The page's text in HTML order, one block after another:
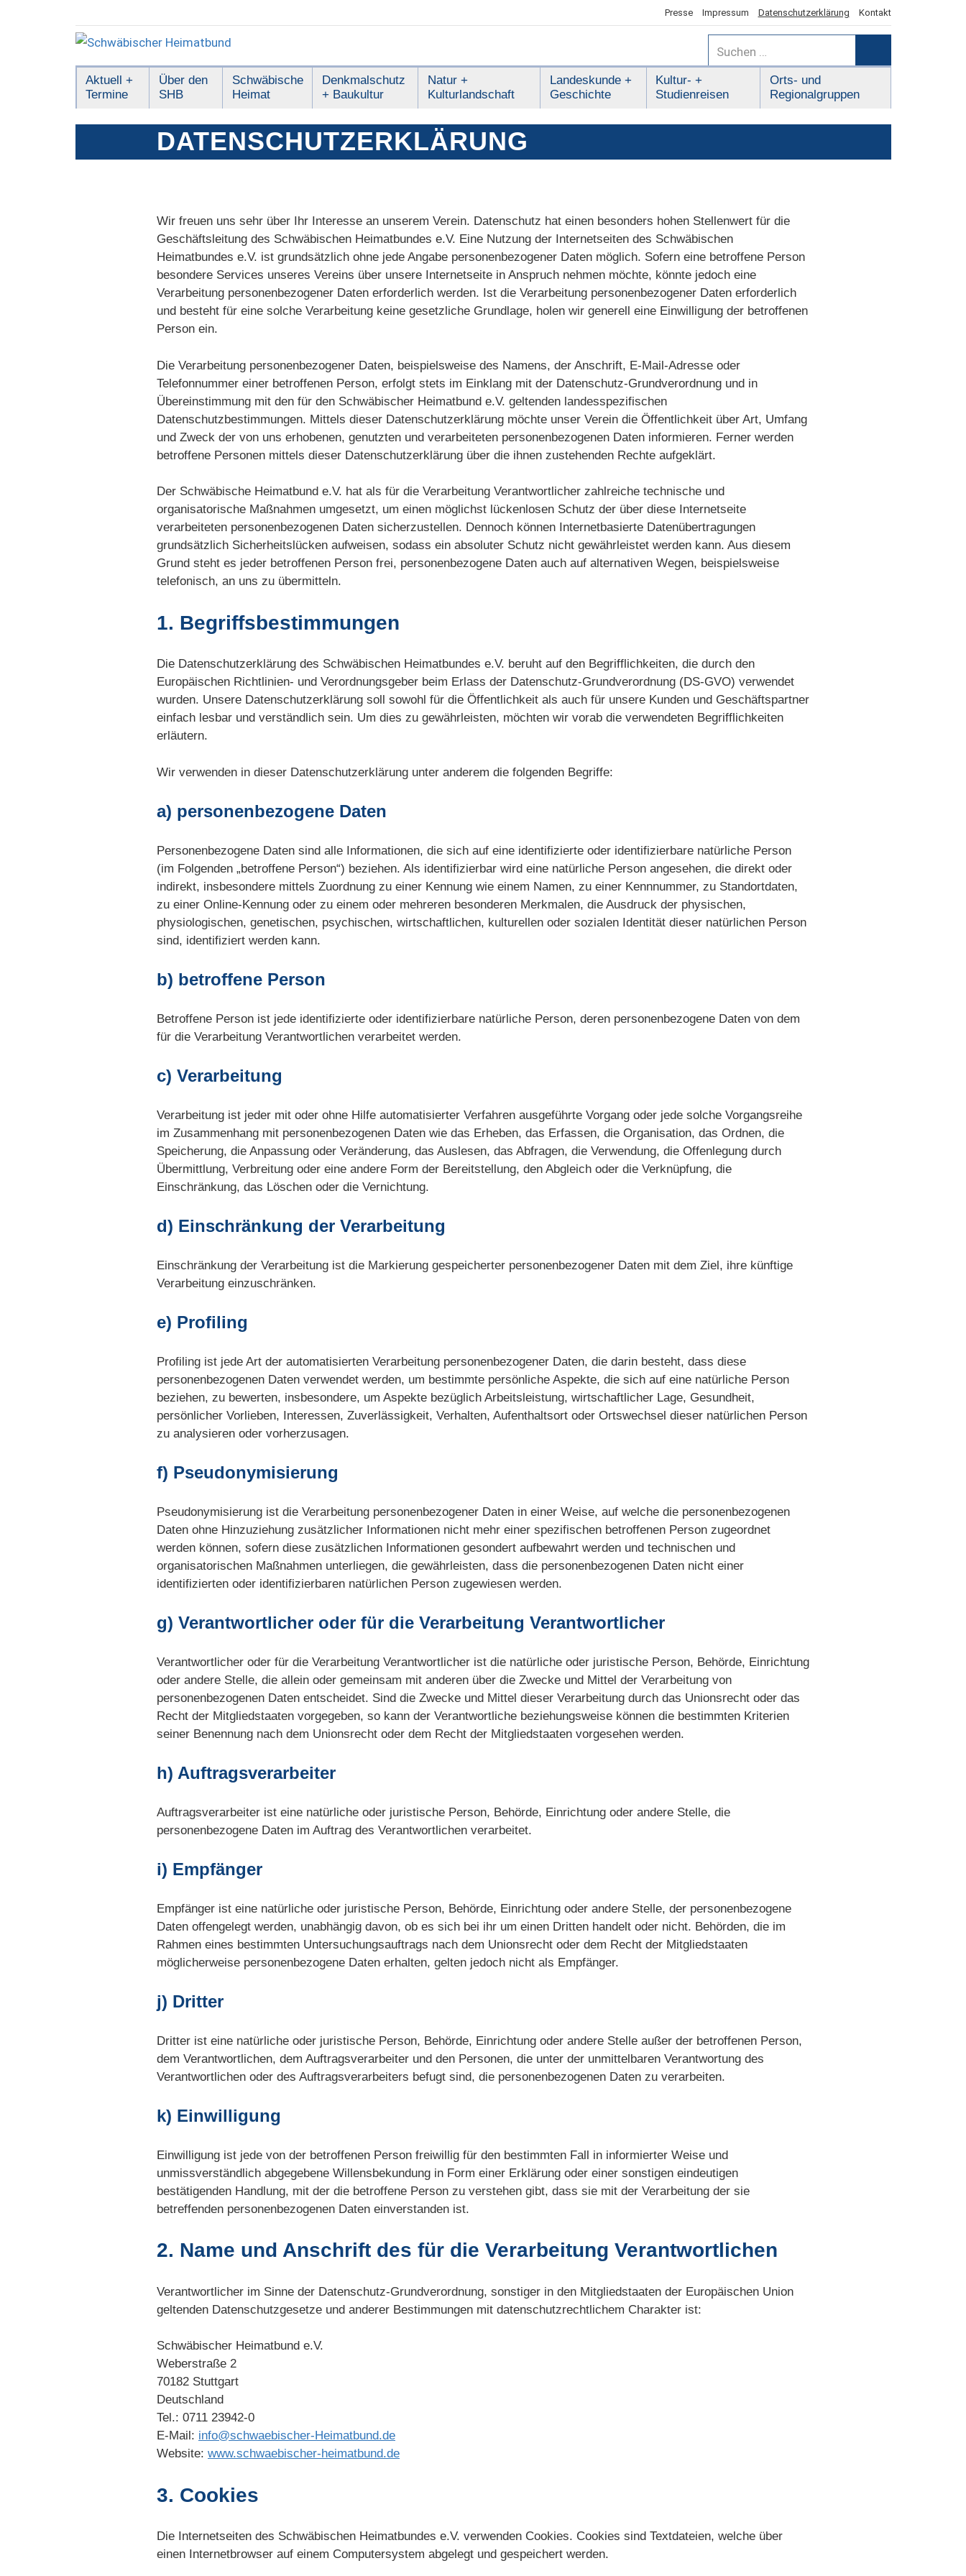
Presse Impressum Datenschutzerklärung Kontakt
Schwäbischer
Heimatbund
Suchen
nach:
Aktuell +
Termine
Über den
SHB
Schwäbische
Heimat
Denkmalschutz
+ Baukultur
Natur +
Kulturlandschaft
Landeskunde +
Geschichte
Kultur- +
Studienreisen
Orts- und
Regionalgruppen
DATENSCHUTZERKLÄRUNG
Wir freuen uns sehr über Ihr Interesse an unserem Verein. Datenschutz hat einen besonders hohen Stellenwert für die
Geschäftsleitung des Schwäbischen Heimatbundes e.V. Eine Nutzung der Internetseiten des Schwäbischen
Heimatbundes e.V. ist grundsätzlich ohne jede Angabe personenbezogener Daten möglich. Sofern eine betroffene Person
besondere Services unseres Vereins über unsere Internetseite in Anspruch nehmen möchte, könnte jedoch eine
Verarbeitung personenbezogener Daten erforderlich werden. Ist die Verarbeitung personenbezogener Daten erforderlich
und besteht für eine solche Verarbeitung keine gesetzliche Grundlage, holen wir generell eine Einwilligung der betroffenen
Person ein.
Die Verarbeitung personenbezogener Daten, beispielsweise des Namens, der Anschrift, E-Mail-Adresse oder
Telefonnummer einer betroffenen Person, erfolgt stets im Einklang mit der Datenschutz-Grundverordnung und in
Übereinstimmung mit den für den Schwäbischer Heimatbund e.V. geltenden landesspezifischen
Datenschutzbestimmungen. Mittels dieser Datenschutzerklärung möchte unser Verein die Öffentlichkeit über Art, Umfang
und Zweck der von uns erhobenen, genutzten und verarbeiteten personenbezogenen Daten informieren. Ferner werden
betroffene Personen mittels dieser Datenschutzerklärung über die ihnen zustehenden Rechte aufgeklärt.
Der Schwäbische Heimatbund e.V. hat als für die Verarbeitung Verantwortlicher zahlreiche technische und
organisatorische Maßnahmen umgesetzt, um einen möglichst lückenlosen Schutz der über diese Internetseite
verarbeiteten personenbezogenen Daten sicherzustellen. Dennoch können Internetbasierte Datenübertragungen
grundsätzlich Sicherheitslücken aufweisen, sodass ein absoluter Schutz nicht gewährleistet werden kann. Aus diesem
Grund steht es jeder betroffenen Person frei, personenbezogene Daten auch auf alternativen Wegen, beispielsweise
telefonisch, an uns zu übermitteln.
1. Begriffsbestimmungen
Die Datenschutzerklärung des Schwäbischen Heimatbundes e.V. beruht auf den Begrifflichkeiten, die durch den
Europäischen Richtlinien- und Verordnungsgeber beim Erlass der Datenschutz-Grundverordnung (DS-GVO) verwendet
wurden. Unsere Datenschutzerklärung soll sowohl für die Öffentlichkeit als auch für unsere Kunden und Geschäftspartner
einfach lesbar und verständlich sein. Um dies zu gewährleisten, möchten wir vorab die verwendeten Begrifflichkeiten
erläutern.
Wir verwenden in dieser Datenschutzerklärung unter anderem die folgenden Begriffe:
a) personenbezogene Daten
Personenbezogene Daten sind alle Informationen, die sich auf eine identifizierte oder identifizierbare natürliche Person
(im Folgenden „betroffene Person“) beziehen. Als identifizierbar wird eine natürliche Person angesehen, die direkt oder
indirekt, insbesondere mittels Zuordnung zu einer Kennung wie einem Namen, zu einer Kennnummer, zu Standortdaten,
zu einer Online-Kennung oder zu einem oder mehreren besonderen Merkmalen, die Ausdruck der physischen,
physiologischen, genetischen, psychischen, wirtschaftlichen, kulturellen oder sozialen Identität dieser natürlichen Person
sind, identifiziert werden kann.
b) betroffene Person
Betroffene Person ist jede identifizierte oder identifizierbare natürliche Person, deren personenbezogene Daten von dem
für die Verarbeitung Verantwortlichen verarbeitet werden.
c) Verarbeitung
Verarbeitung ist jeder mit oder ohne Hilfe automatisierter Verfahren ausgeführte Vorgang oder jede solche Vorgangsreihe
im Zusammenhang mit personenbezogenen Daten wie das Erheben, das Erfassen, die Organisation, das Ordnen, die
Speicherung, die Anpassung oder Veränderung, das Auslesen, das Abfragen, die Verwendung, die Offenlegung durch
Übermittlung, Verbreitung oder eine andere Form der Bereitstellung, den Abgleich oder die Verknüpfung, die
Einschränkung, das Löschen oder die Vernichtung.
d) Einschränkung der Verarbeitung
Einschränkung der Verarbeitung ist die Markierung gespeicherter personenbezogener Daten mit dem Ziel, ihre künftige
Verarbeitung einzuschränken.
e) Profiling
Profiling ist jede Art der automatisierten Verarbeitung personenbezogener Daten, die darin besteht, dass diese
personenbezogenen Daten verwendet werden, um bestimmte persönliche Aspekte, die sich auf eine natürliche Person
beziehen, zu bewerten, insbesondere, um Aspekte bezüglich Arbeitsleistung, wirtschaftlicher Lage, Gesundheit,
persönlicher Vorlieben, Interessen, Zuverlässigkeit, Verhalten, Aufenthaltsort oder Ortswechsel dieser natürlichen Person
zu analysieren oder vorherzusagen.
f) Pseudonymisierung
Pseudonymisierung ist die Verarbeitung personenbezogener Daten in einer Weise, auf welche die personenbezogenen
Daten ohne Hinzuziehung zusätzlicher Informationen nicht mehr einer spezifischen betroffenen Person zugeordnet
werden können, sofern diese zusätzlichen Informationen gesondert aufbewahrt werden und technischen und
organisatorischen Maßnahmen unterliegen, die gewährleisten, dass die personenbezogenen Daten nicht einer
identifizierten oder identifizierbaren natürlichen Person zugewiesen werden.
g) Verantwortlicher oder für die Verarbeitung Verantwortlicher
Verantwortlicher oder für die Verarbeitung Verantwortlicher ist die natürliche oder juristische Person, Behörde, Einrichtung
oder andere Stelle, die allein oder gemeinsam mit anderen über die Zwecke und Mittel der Verarbeitung von
personenbezogenen Daten entscheidet. Sind die Zwecke und Mittel dieser Verarbeitung durch das Unionsrecht oder das
Recht der Mitgliedstaaten vorgegeben, so kann der Verantwortliche beziehungsweise können die bestimmten Kriterien
seiner Benennung nach dem Unionsrecht oder dem Recht der Mitgliedstaaten vorgesehen werden.
h) Auftragsverarbeiter
Auftragsverarbeiter ist eine natürliche oder juristische Person, Behörde, Einrichtung oder andere Stelle, die
personenbezogene Daten im Auftrag des Verantwortlichen verarbeitet.
i) Empfänger
Empfänger ist eine natürliche oder juristische Person, Behörde, Einrichtung oder andere Stelle, der personenbezogene
Daten offengelegt werden, unabhängig davon, ob es sich bei ihr um einen Dritten handelt oder nicht. Behörden, die im
Rahmen eines bestimmten Untersuchungsauftrags nach dem Unionsrecht oder dem Recht der Mitgliedstaaten
möglicherweise personenbezogene Daten erhalten, gelten jedoch nicht als Empfänger.
j) Dritter
Dritter ist eine natürliche oder juristische Person, Behörde, Einrichtung oder andere Stelle außer der betroffenen Person,
dem Verantwortlichen, dem Auftragsverarbeiter und den Personen, die unter der unmittelbaren Verantwortung des
Verantwortlichen oder des Auftragsverarbeiters befugt sind, die personenbezogenen Daten zu verarbeiten.
k) Einwilligung
Einwilligung ist jede von der betroffenen Person freiwillig für den bestimmten Fall in informierter Weise und
unmissverständlich abgegebene Willensbekundung in Form einer Erklärung oder einer sonstigen eindeutigen
bestätigenden Handlung, mit der die betroffene Person zu verstehen gibt, dass sie mit der Verarbeitung der sie
betreffenden personenbezogenen Daten einverstanden ist.
2. Name und Anschrift des für die Verarbeitung Verantwortlichen
Verantwortlicher im Sinne der Datenschutz-Grundverordnung, sonstiger in den Mitgliedstaaten der Europäischen Union
geltenden Datenschutzgesetze und anderer Bestimmungen mit datenschutzrechtlichem Charakter ist:
Schwäbischer Heimatbund e.V.
Weberstraße 2
70182 Stuttgart
Deutschland
Tel.: 0711 23942-0
E-Mail: info@schwaebischer-Heimatbund.de
Website: www.schwaebischer-heimatbund.de
3. Cookies
Die Internetseiten des Schwäbischen Heimatbundes e.V. verwenden Cookies. Cookies sind Textdateien, welche über
einen Internetbrowser auf einem Computersystem abgelegt und gespeichert werden.